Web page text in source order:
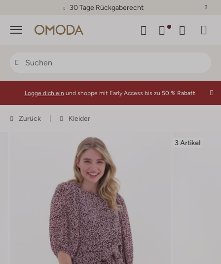
30 Tage Rückgaberecht
Menü
Logge dich ein und shoppe mit Early Access bis zu 50 % Rabatt.
Zurück Kleider
3 Artikel